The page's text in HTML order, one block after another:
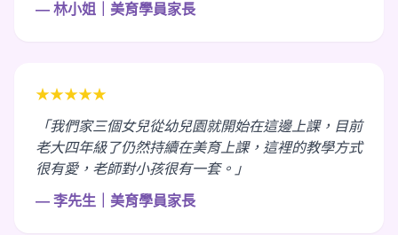
— 林小姐｜美育學員家長
★★★★★
「我們家三個女兒從幼兒園就開始在這邊上課，目前
老大四年級了仍然持續在美育上課，這裡的教學方式
很有愛，老師對小孩很有一套。」
— 李先生｜美育學員家長